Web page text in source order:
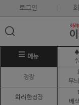
로그인
메뉴
정장
무
화려한정장
배